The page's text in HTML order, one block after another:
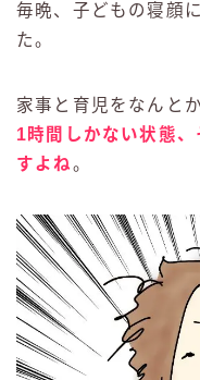
毎晩、子どもの寝顔
た。
家事と育児をなんと
1時間しかない状態
すよね。